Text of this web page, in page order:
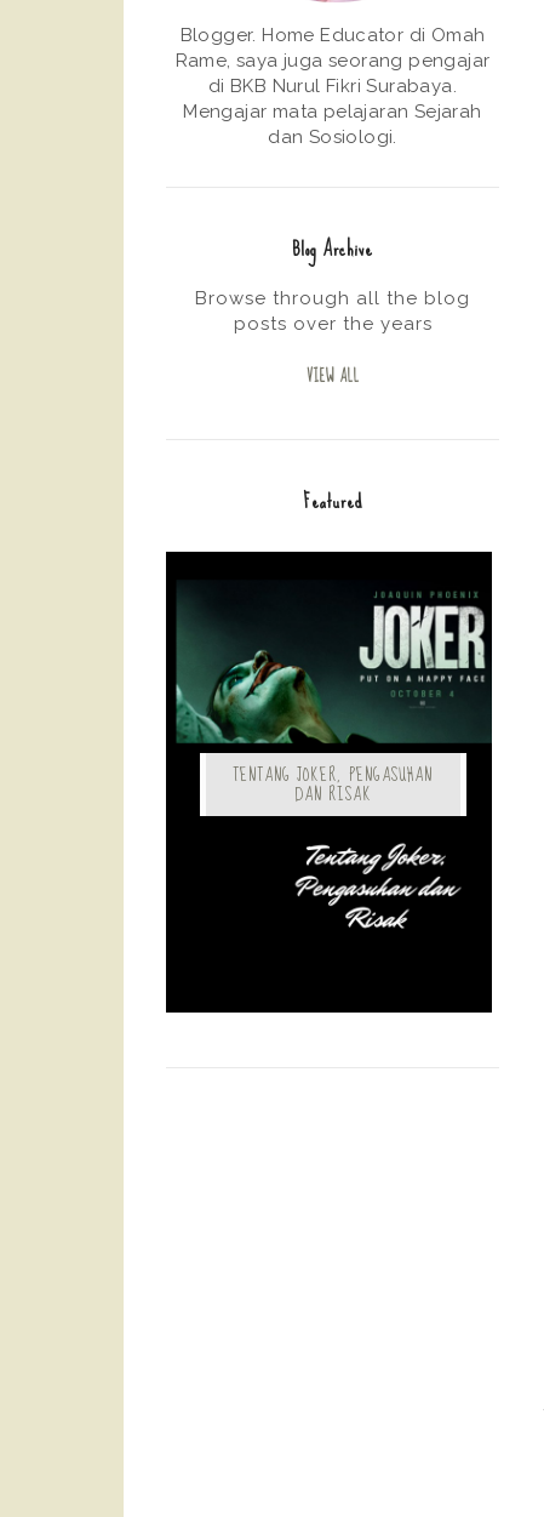
Blogger. Home Educator di Omah
Rame, saya juga seorang pengajar
di BKB Nurul Fikri Surabaya.
Mengajar mata pelajaran Sejarah
dan Sosiologi.
Blog Archive
Browse through all the blog
posts over the years
VIEW ALL
Featured
TENTANG JOKER, PENGASUHAN
DAN RISAK